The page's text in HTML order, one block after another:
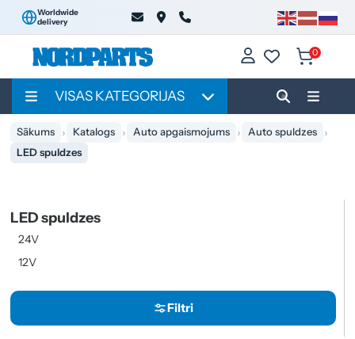
Worldwide
delivery
0
VISAS KATEGORIJAS
Sākums Katalogs Auto apgaismojums
Auto spuldzes
LED spuldzes
LED spuldzes
24V
12V
Filtri